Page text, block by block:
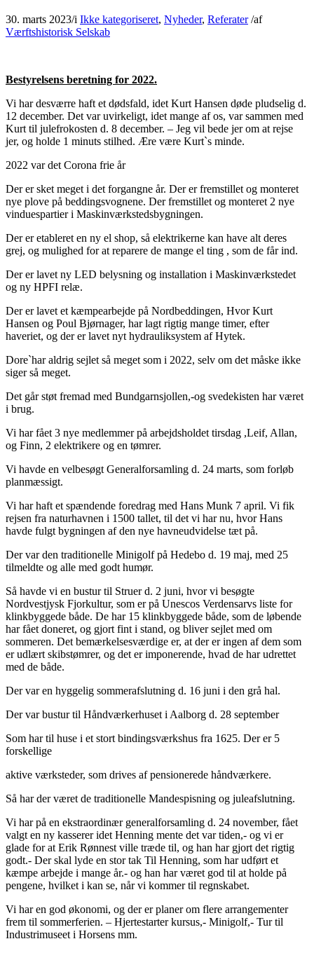
30. marts 2023/i Ikke kategoriseret, Nyheder, Referater /af
Værftshistorisk Selskab
Bestyrelsens beretning for 2022.
Vi har desværre haft et dødsfald, idet Kurt Hansen døde pludselig d.
12 december. Det var uvirkeligt, idet mange af os, var sammen med
Kurt til julefrokosten d. 8 december. – Jeg vil bede jer om at rejse
jer, og holde 1 minuts stilhed. Ære være Kurt`s minde.
2022 var det Corona frie år
Der er sket meget i det forgangne år. Der er fremstillet og monteret
nye plove på beddingsvognene. Der fremstillet og monteret 2 nye
vinduespartier i Maskinværkstedsbygningen.
Der er etableret en ny el shop, så elektrikerne kan have alt deres
grej, og mulighed for at reparere de mange el ting , som de får ind.
Der er lavet ny LED belysning og installation i Maskinværkstedet
og ny HPFI relæ.
Der er lavet et kæmpearbejde på Nordbeddingen, Hvor Kurt
Hansen og Poul Bjørnager, har lagt rigtig mange timer, efter
haveriet, og der er lavet nyt hydrauliksystem af Hytek.
Dore`har aldrig sejlet så meget som i 2022, selv om det måske ikke
siger så meget.
Det går støt fremad med Bundgarnsjollen,-og svedekisten har været
i brug.
Vi har fået 3 nye medlemmer på arbejdsholdet tirsdag ,Leif, Allan,
og Finn, 2 elektrikere og en tømrer.
Vi havde en velbesøgt Generalforsamling d. 24 marts, som forløb
planmæssigt.
Vi har haft et spændende foredrag med Hans Munk 7 april. Vi fik
rejsen fra naturhavnen i 1500 tallet, til det vi har nu, hvor Hans
havde fulgt bygningen af den nye havneudvidelse tæt på.
Der var den traditionelle Minigolf på Hedebo d. 19 maj, med 25
tilmeldte og alle med godt humør.
Så havde vi en bustur til Struer d. 2 juni, hvor vi besøgte
Nordvestjysk Fjorkultur, som er på Unescos Verdensarvs liste for
klinkbyggede både. De har 15 klinkbyggede både, som de løbende
har fået doneret, og gjort fint i stand, og bliver sejlet med om
sommeren. Det bemærkelsesværdige er, at der er ingen af dem som
er udlært skibstømrer, og det er imponerende, hvad de har udrettet
med de både.
Der var en hyggelig sommerafslutning d. 16 juni i den grå hal.
Der var bustur til Håndværkerhuset i Aalborg d. 28 september
Som har til huse i et stort bindingsværkshus fra 1625. Der er 5
forskellige
aktive værksteder, som drives af pensionerede håndværkere.
Så har der været de traditionelle Mandespisning og juleafslutning.
Vi har på en ekstraordinær generalforsamling d. 24 november, fået
valgt en ny kasserer idet Henning mente det var tiden,- og vi er
glade for at Erik Rønnest ville træde til, og han har gjort det rigtig
godt.- Der skal lyde en stor tak Til Henning, som har udført et
kæmpe arbejde i mange år.- og han har været god til at holde på
pengene, hvilket i kan se, når vi kommer til regnskabet.
Vi har en god økonomi, og der er planer om flere arrangementer
frem til sommerferien. – Hjertestarter kursus,- Minigolf,- Tur til
Industrimuseet i Horsens mm.